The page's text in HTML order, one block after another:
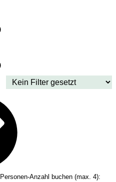
Personen-Anzahl buchen (max. 4):